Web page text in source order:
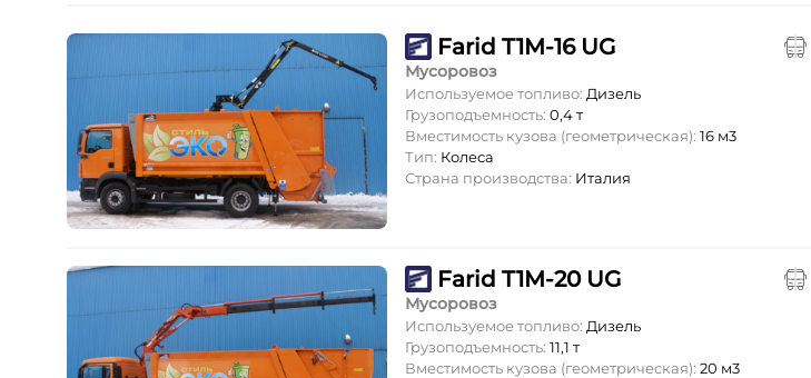
Farid T1M-16 UG
Мусоровоз
Используемое топливо: Дизель
Грузоподъемность: 0,4 т
Вместимость кузова (геометрическая): 16 м3
Тип: Колеса
Страна производства: Италия
Farid T1M-20 UG
Мусоровоз
Используемое топливо: Дизель
Грузоподъемность: 11,1 т
Вместимость кузова (геометрическая): 20 м3